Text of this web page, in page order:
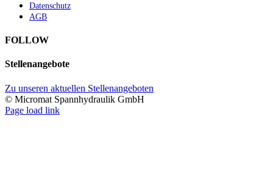
Datenschutz
AGB
FOLLOW
Stellenangebote
Zu unseren aktuellen Stellenangeboten
© Micromat Spannhydraulik GmbH
Page load link